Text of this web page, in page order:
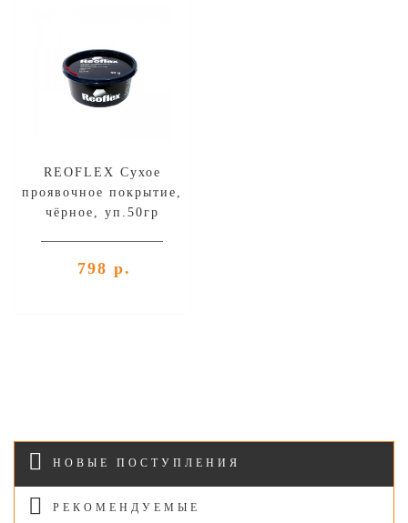
REOFLEX Сухое
проявочное покрытие,
чёрное, уп.50гр
798 р.
НОВЫЕ ПОСТУПЛЕНИЯ
РЕКОМЕНДУЕМЫЕ